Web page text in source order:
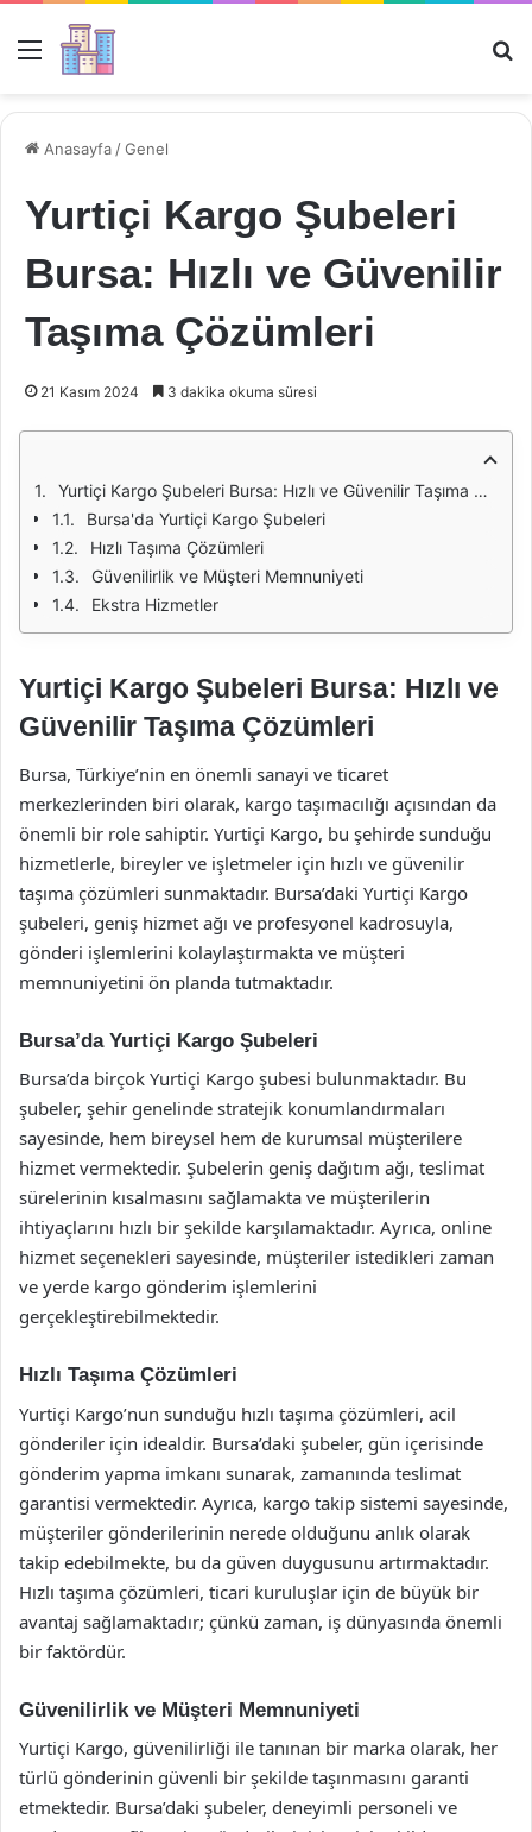
Menü
Anasayfa /Genel
Yurtiçi Kargo Şubeleri
Bursa: Hızlı ve Güvenilir
Taşıma Çözümleri
21 Kasım 2024 3 dakika okuma süresi
Yurtiçi Kargo Şubeleri Bursa: Hızlı ve Güvenilir Taşıma Çözümleri
Bursa'da Yurtiçi Kargo Şubeleri
Hızlı Taşıma Çözümleri
Güvenilirlik ve Müşteri Memnuniyeti
Ekstra Hizmetler
Yurtiçi Kargo Şubeleri Bursa: Hızlı ve
Güvenilir Taşıma Çözümleri
Bursa, Türkiye’nin en önemli sanayi ve ticaret
merkezlerinden biri olarak, kargo taşımacılığı açısından da
önemli bir role sahiptir. Yurtiçi Kargo, bu şehirde sunduğu
hizmetlerle, bireyler ve işletmeler için hızlı ve güvenilir
taşıma çözümleri sunmaktadır. Bursa’daki Yurtiçi Kargo
şubeleri, geniş hizmet ağı ve profesyonel kadrosuyla,
gönderi işlemlerini kolaylaştırmakta ve müşteri
memnuniyetini ön planda tutmaktadır.
Bursa’da Yurtiçi Kargo Şubeleri
Bursa’da birçok Yurtiçi Kargo şubesi bulunmaktadır. Bu
şubeler, şehir genelinde stratejik konumlandırmaları
sayesinde, hem bireysel hem de kurumsal müşterilere
hizmet vermektedir. Şubelerin geniş dağıtım ağı, teslimat
sürelerinin kısalmasını sağlamakta ve müşterilerin
ihtiyaçlarını hızlı bir şekilde karşılamaktadır. Ayrıca, online
hizmet seçenekleri sayesinde, müşteriler istedikleri zaman
ve yerde kargo gönderim işlemlerini
gerçekleştirebilmektedir.
Hızlı Taşıma Çözümleri
Yurtiçi Kargo’nun sunduğu hızlı taşıma çözümleri, acil
gönderiler için idealdir. Bursa’daki şubeler, gün içerisinde
gönderim yapma imkanı sunarak, zamanında teslimat
garantisi vermektedir. Ayrıca, kargo takip sistemi sayesinde,
müşteriler gönderilerinin nerede olduğunu anlık olarak
takip edebilmekte, bu da güven duygusunu artırmaktadır.
Hızlı taşıma çözümleri, ticari kuruluşlar için de büyük bir
avantaj sağlamaktadır; çünkü zaman, iş dünyasında önemli
bir faktördür.
Güvenilirlik ve Müşteri Memnuniyeti
Yurtiçi Kargo, güvenilirliği ile tanınan bir marka olarak, her
türlü gönderinin güvenli bir şekilde taşınmasını garanti
etmektedir. Bursa’daki şubeler, deneyimli personeli ve